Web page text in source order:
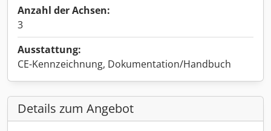
Anzahl der Achsen:
3
Ausstattung:
CE-Kennzeichnung, Dokumentation/Handbuch
Details zum Angebot